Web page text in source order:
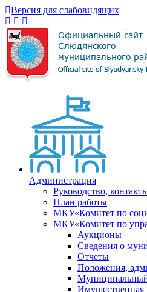
Версия для слабовидящих
Администрация
Руководство,
План работы
МКУ«Комитет по
МКУ«Комитет по
Аукционы
Сведения о
Отчеты
Положения,